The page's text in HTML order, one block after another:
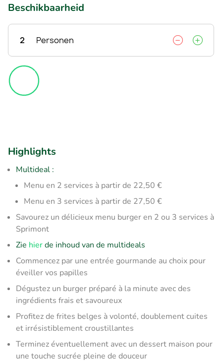
Beschikbaarheid
2 Personen
Highlights
Multideal :
​Menu en 2 services à partir de 22,50 €
Menu en 3 services à partir de 27,50 €
Savourez un délicieux menu burger en 2 ou 3 services à
Sprimont
Zie hierde inhoud van de multideals
Commencez par une entrée gourmande au choix pour
éveiller vos papilles
Dégustez un burger préparé à la minute avec des
ingrédients frais et savoureux
Profitez de frites belges à volonté, doublement cuites
et irrésistiblement croustillantes
Terminez éventuellement avec un dessert maison pour
une touche sucrée pleine de douceur